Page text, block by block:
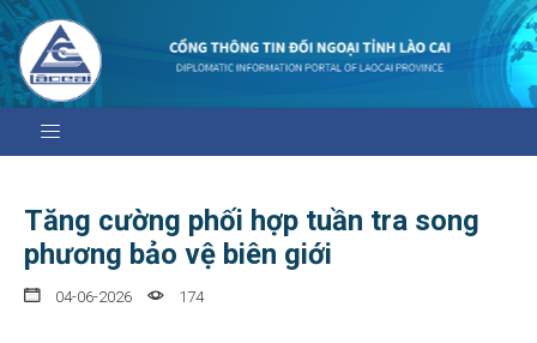
Tăng cường phối hợp tuần tra song
phương bảo vệ biên giới
04-06-2026 174